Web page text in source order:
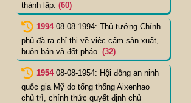
thành lập. (60)
1994 08-08-1994: Thủ tướng Chính
phủ đã ra chỉ thị về việc cấm sản xuất,
buôn bán và đốt pháo. (32)
1954 08-08-1954: Hội đồng an ninh
quốc gia Mỹ do tổng thống Aixenhao
chủ trì, chính thức quyết định chủ